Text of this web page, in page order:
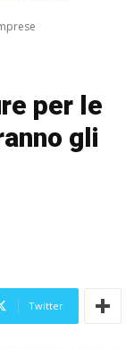
per le
gli
Twitter